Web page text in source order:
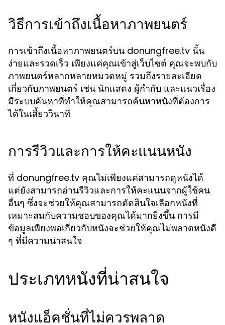
วิธีการเข้าถึงเนื้อหาภาพยนตร์
การเข้าถึงเนื้อหาภาพยนตร์บน donungfree.tv นั้น
ง่ายและรวดเร็ว เพียงแค่คุณเข้าสู่เว็บไซต์ คุณจะพบกับ
ภาพยนตร์หลากหลายหมวดหมู่ รวมถึงรายละเอียด
เกี่ยวกับภาพยนตร์ เช่น นักแสดง ผู้กำกับ และแนวเรื่อง
มีระบบค้นหาที่ทำให้คุณสามารถค้นหาหนังที่ต้องการ
ได้ในเสี้ยววินาที
การรีวิวและการให้คะแนนหนัง
ที่ donungfree.tv คุณไม่เพียงแค่สามารถดูหนังได้
แต่ยังสามารถอ่านรีวิวและการให้คะแนนจากผู้ใช้คน
อื่นๆ ซึ่งจะช่วยให้คุณสามารถตัดสินใจเลือกหนังที่
เหมาะสมกับความชอบของคุณได้มากยิ่งขึ้น การมี
ข้อมูลเพียงพอเกี่ยวกับหนังจะช่วยให้คุณไม่พลาดหนังดี
ๆ ที่มีความน่าสนใจ
ประเภทหนังที่น่าสนใจ
หนังแอ็คชั่นที่ไม่ควรพลาด